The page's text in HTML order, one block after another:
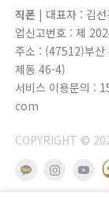
직폰 | 대표자 : 김
업신고번호 : 제
주소 : (47512)부산
제동 46-4)
서비스 이용문의
com
COPYRIGHT ©